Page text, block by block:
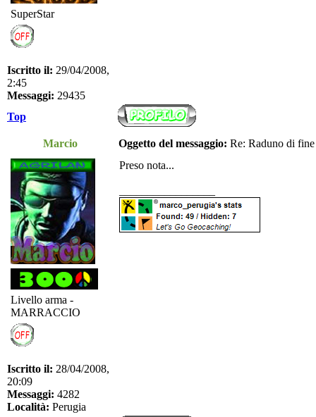
SuperStar
Iscritto il: 29/04/2008,
2:45
Messaggi: 29435
Top
Marcio Oggetto del messaggio: Re: Raduno di
Livello arma -
MARRACCIO
Iscritto il: 28/04/2008,
20:09
Messaggi: 4282
Località: Perugia
Preso nota...